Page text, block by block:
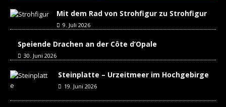
Mit dem Rad von Strohfigur zu Strohfigur
9. Juli 2026
Speiende Drachen an der Côte d’Opale
30. Juni 2026
Steinplatte – Urzeitmeer im Hochgebirge
19. Juni 2026